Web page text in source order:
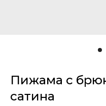
Пижама с
сатина